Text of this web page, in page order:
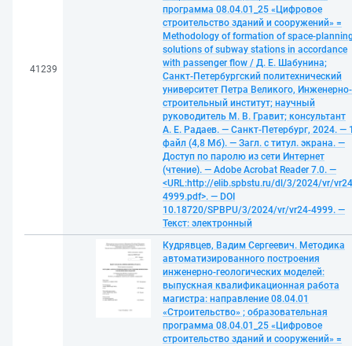
41239
программа 08.04.01_25 «Цифровое
строительство зданий и сооружений» =
Methodology of formation of space-
solutions of subway stations in accordance
with passenger flow / Д. Е. Шабунина;
Санкт-Петербургский политехнический
университет Петра Великого, Инженерно-
строительный институт; научный
руководитель М. В. Гравит; консультант
А. Е. Радаев. — Санкт-Петербург, 2024. —
файл (4,8 Мб). — Загл. с титул. экрана. —
Доступ по паролю из сети Интернет
(чтение). — Adobe Acrobat Reader 7.0. —
<URL:http://elib.spbstu.ru/dl/3/2024/vr/
4999.pdf>. — DOI
10.18720/SPBPU/3/2024/vr/vr24-4999. —
Текст: электронный
Кудрявцев, Вадим Сергеевич. Методика
автоматизированного построения
инженерно-геологических моделей:
выпускная квалификационная работа
магистра: направление 08.04.01
«Строительство» ; образовательная
программа 08.04.01_25 «Цифровое
строительство зданий и сооружений» =